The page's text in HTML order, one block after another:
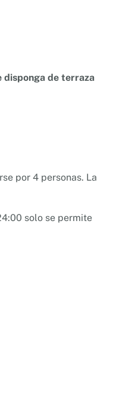
disponga de terraza
por 4 personas. La
solo se permite